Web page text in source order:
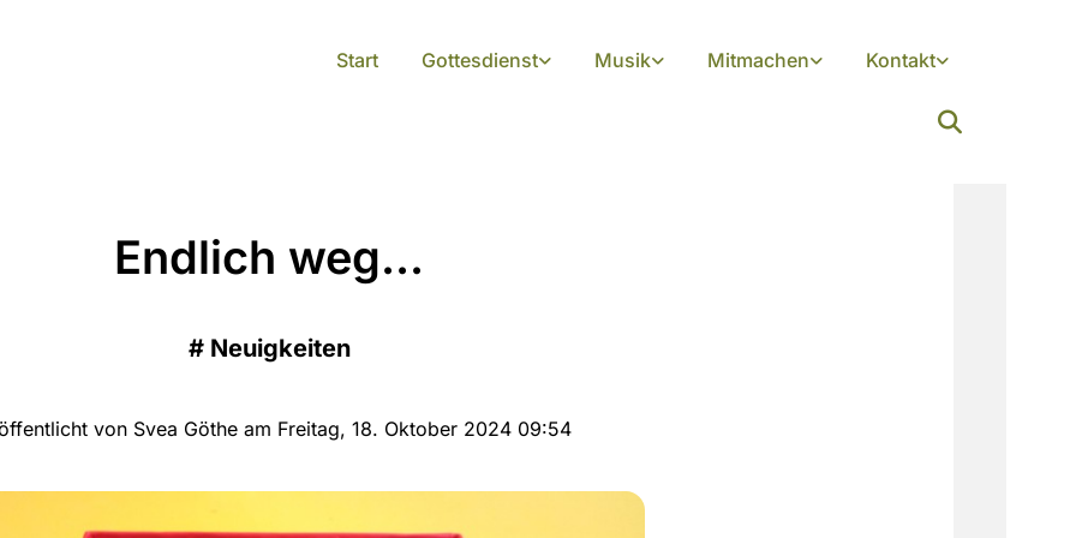
Start Gottesdienst Musik Mitmachen Kontakt
Endlich weg...
# Neuigkeiten
von Svea Göthe am Freitag, 18. Oktober 2024 09:54